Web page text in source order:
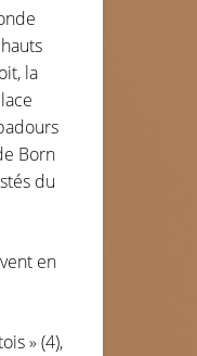
la
Born
du
en
» (4),